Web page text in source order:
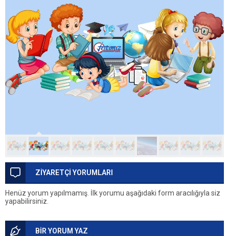
ZİYARETÇİ YORUMLARI
Henüz yorum yapılmamış. İlk yorumu aşağıdaki form aracılığıyla siz
yapabilirsiniz.
BİR YORUM YAZ